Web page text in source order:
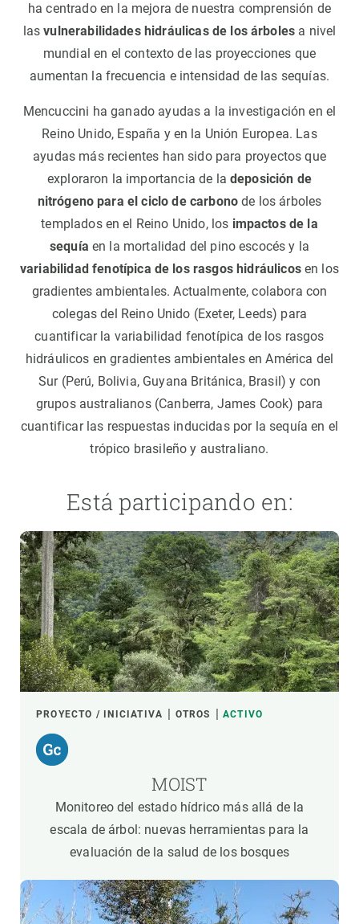
ha centrado en la mejora de nuestra comprensión de
lasvulnerabilidades hidráulicas de los árboles a nivel
mundial en el contexto de las proyecciones que
aumentan la frecuencia e intensidad de las sequías.
Mencuccini ha ganado ayudas a la investigación en el
Reino Unido, España y en la Unión Europea. Las
ayudas más recientes han sido para proyectos que
exploraron la importancia de ladeposición de
nitrógeno para el ciclo de carbono de los árboles
templados en el Reino Unido, los impactos de la
sequía en la mortalidad del pino escocés y la
variabilidad fenotípica de los rasgos hidráulicosen los
gradientes ambientales. Actualmente, colabora con
colegas del Reino Unido (Exeter, Leeds) para
cuantificar la variabilidad fenotípica de los rasgos
hidráulicos en gradientes ambientales en América del
Sur (Perú, Bolivia, Guyana Británica, Brasil) y con
grupos australianos (Canberra, James Cook) para
cuantificar las respuestas inducidas por la sequía en el
trópico brasileño y australiano.
Está participando en:
PROYECTO / INICIATIVA OTROS ACTIVO
MOIST
Monitoreo del estado hídrico más allá de la
escala de árbol: nuevas herramientas para la
evaluación de la salud de los bosques